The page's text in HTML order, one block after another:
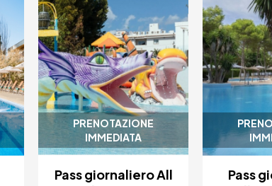
PRENOTAZIONE
IMMEDIATA
Pass giornaliero All
Pass